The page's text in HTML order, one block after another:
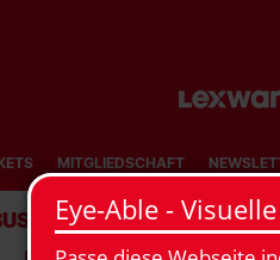
MITGLIEDSCHAFT
STADION